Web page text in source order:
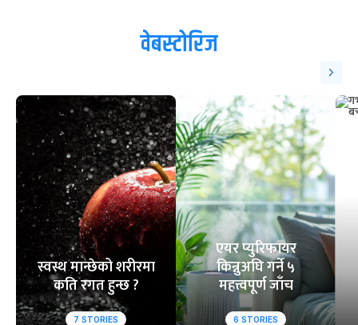
वेबस्टोरिज
स्वस्थ मान्छेको शरीरमा
कति रगत हुन्छ ?
7 STORIES
एयर प्युरिफायर
किन्नुअघि गर्ने ५
महत्त्वपूर्ण जाँच
6 STORIES